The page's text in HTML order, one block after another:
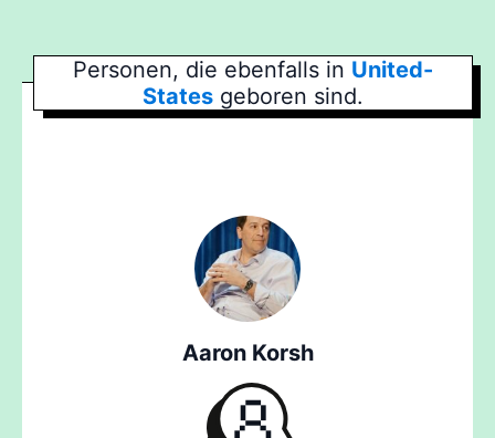
Personen, die ebenfalls in United-
States geboren sind.
Aaron Korsh